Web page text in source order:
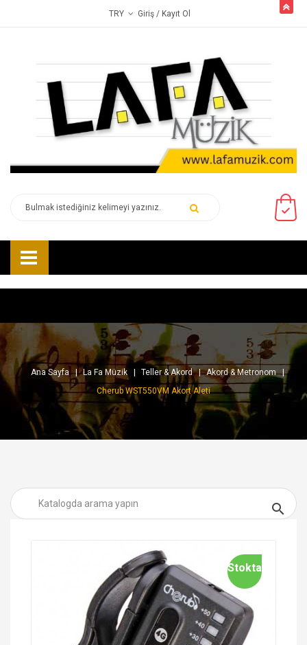
TRY Giriş / Kayıt Ol
Ana Sayfa La Fa Müzik Teller & Akord
Akord & Metronom
Cherub WST550VM Akort Aleti

Stokta